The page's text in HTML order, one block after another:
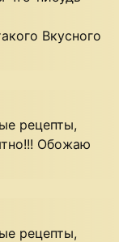
Вкусного
рецепты,
Обожаю
рецепты,